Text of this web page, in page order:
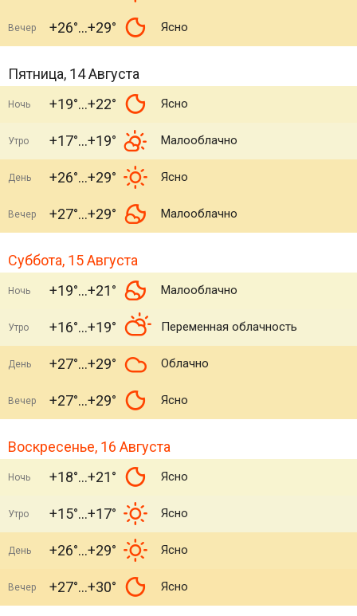
Вечер +26° +29° Ясно
Пятница, 14 Августа
Ночь +19° +22° Ясно
Утро +17° +19° Малооблачно
День +26° +29° Ясно
Вечер +27° +29° Малооблачно
Суббота, 15 Августа
Ночь +19° +21° Малооблачно
Утро +16° +19° Переменная облачность
День +27° +29° Облачно
Вечер +27° +29° Ясно
Воскресенье, 16 Августа
Ночь +18° +21° Ясно
Утро +15° +17° Ясно
День +26° +29° Ясно
Вечер +27° +30° Ясно